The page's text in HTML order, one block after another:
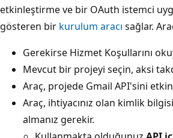
etkinleştirme ve bir OAuth istemci
gösteren bir kurulum aracı sağlar.
Gerekirse Hizmet Koşullarını
Mevcut bir projeyi seçin, aksi
Araç, projede Gmail API'sini
Araç, ihtiyacınız olan kimlik
almanız gerekir.